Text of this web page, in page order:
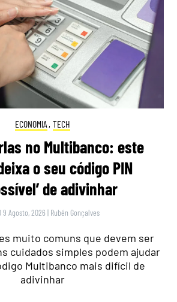
ECONOMIA , TECH
no Multibanco: este
o seu código PIN
de adivinhar
9 Agosto, 2026 | Rubén Gonçalves
muito comuns que devem ser
cuidados simples podem ajudar
Multibanco mais difícil de
adivinhar